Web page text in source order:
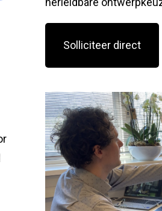
Solliciteer direct